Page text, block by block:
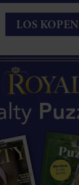
LOS KOPEN